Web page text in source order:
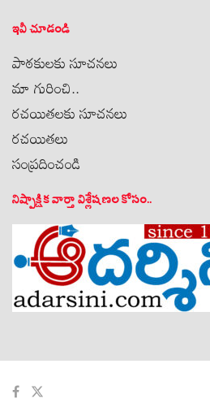
ఇవీ చూడండి
పాఠకులకు సూచనలు
మా గురించి..
రచయితలకు సూచనలు
రచయితలు
సంప్రదించండి
నిష్పాక్షిక వార్తా విశ్లేషణల కోసం..